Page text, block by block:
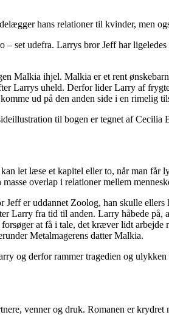
hans relationer til kvinder, men
udefra. Larrys bror Jeff har
Malkia ihjel. Malkia er et rent
Larrys uheld. Derfor lider Larry af
ud på den anden side i en rimelig
til bogen er tegnet af Cecilia
let læse et kapitel eller to, når man får
overlap i relationer mellem
er uddannet Zoolog, han skulle
fra tid til anden. Larry håbede på,
at få i tale, det kræver lidt
Metalmagerens datter Malkia.
og derfor rammer tragedien og
venner og druk. Romanen er